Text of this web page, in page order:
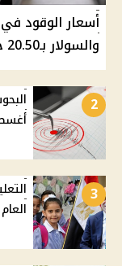
والسولار بـ20.50 جنيه
2
3
العام الجديد